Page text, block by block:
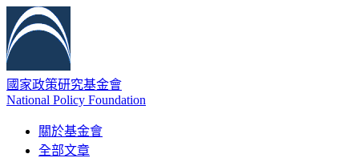
國家政策研究基金會
National Policy Foundation
關於基金會
全部文章